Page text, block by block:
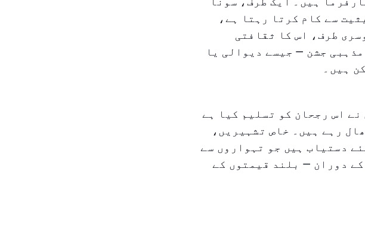
سے کام کرتا رہتا ہے،
طرف، اس کا ثقافتی
جشن — جیسے دیوالی یا
ہیں۔
اس رجحان کو تسلیم کیا ہے
رہے ہیں۔ خاص تشہیریں،
دستیاب ہیں جو تہواروں سے
دوران — بلند قیمتوں کے